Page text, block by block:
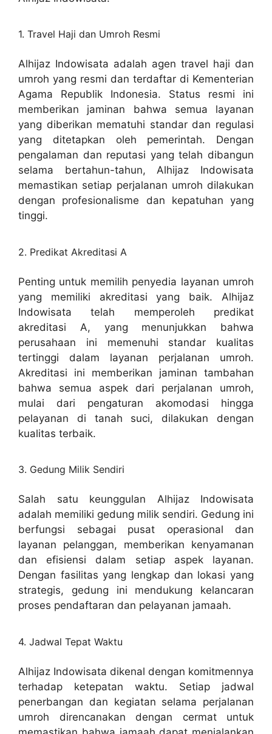
1. Travel Haji dan Umroh Resmi
Alhijaz Indowisata adalah agen travel haji dan
umroh yang resmi dan terdaftar di Kementerian
Agama Republik Indonesia. Status resmi ini
memberikan jaminan bahwa semua layanan
yang diberikan mematuhi standar dan regulasi
yang ditetapkan oleh pemerintah. Dengan
pengalaman dan reputasi yang telah dibangun
selama bertahun-tahun, Alhijaz Indowisata
memastikan setiap perjalanan umroh dilakukan
dengan profesionalisme dan kepatuhan yang
tinggi.
2. Predikat Akreditasi A
Penting untuk memilih penyedia layanan umroh
yang memiliki akreditasi yang baik. Alhijaz
Indowisata telah memperoleh predikat
akreditasi A, yang menunjukkan bahwa
perusahaan ini memenuhi standar kualitas
tertinggi dalam layanan perjalanan umroh.
Akreditasi ini memberikan jaminan tambahan
bahwa semua aspek dari perjalanan umroh,
mulai dari pengaturan akomodasi hingga
pelayanan di tanah suci, dilakukan dengan
kualitas terbaik.
3. Gedung Milik Sendiri
Salah satu keunggulan Alhijaz Indowisata
adalah memiliki gedung milik sendiri. Gedung ini
berfungsi sebagai pusat operasional dan
layanan pelanggan, memberikan kenyamanan
dan efisiensi dalam setiap aspek layanan.
Dengan fasilitas yang lengkap dan lokasi yang
strategis, gedung ini mendukung kelancaran
proses pendaftaran dan pelayanan jamaah.
4. Jadwal Tepat Waktu
Alhijaz Indowisata dikenal dengan komitmennya
terhadap ketepatan waktu. Setiap jadwal
penerbangan dan kegiatan selama perjalanan
umroh direncanakan dengan cermat untuk